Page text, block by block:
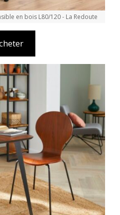
en bois L80/120 - La Redoute